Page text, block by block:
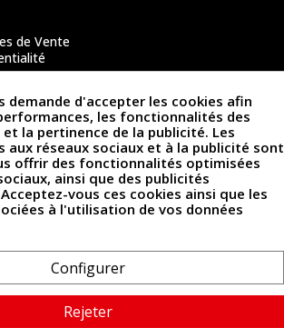
de Vente
05 63 34 51 88
© 2026 - Une création Quatrys 💙
demande d'accepter les cookies afin
les fonctionnalités des
la pertinence de la publicité. Les
aux réseaux sociaux et à la publicité sont
offrir des fonctionnalités optimisées
ainsi que des publicités
vous ces cookies ainsi que les
à l'utilisation de vos données
Configurer
Rejeter